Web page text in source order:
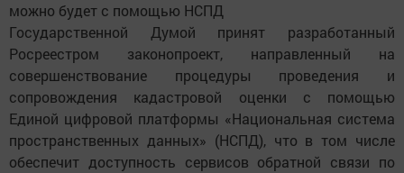
можно будет с помощью НСПД
Государственной Думой принят разработанный
Росреестром законопроект, направленный на
совершенствование процедуры проведения и
сопровождения кадастровой оценки с помощью
Единой цифровой платформы «Национальная система
пространственных данных» (НСПД), что в том числе
обеспечит доступность сервисов обратной связи по